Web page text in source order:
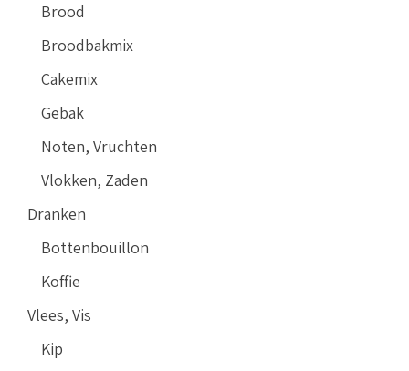
Brood
Broodbakmix
Cakemix
Gebak
Noten, Vruchten
Vlokken, Zaden
Dranken
Bottenbouillon
Koffie
Vlees, Vis
Kip